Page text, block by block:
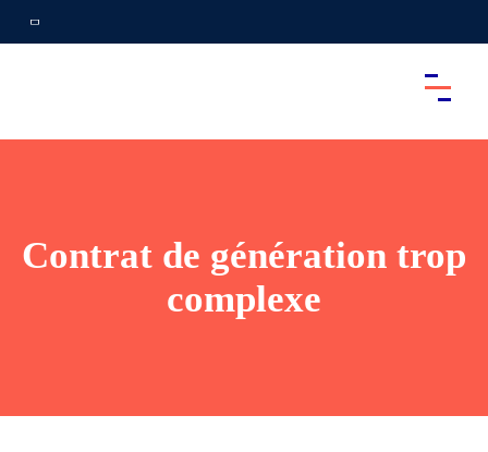
Contrat de génération trop
complexe